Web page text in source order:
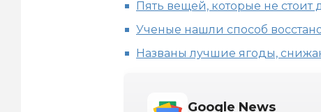
Пять вещей, которые не стоит
Ученые нашли способ
Названы лучшие ягоды,
Google News